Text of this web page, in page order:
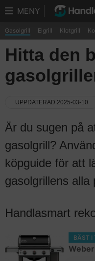
MENY
Gasolgrill Elgrill Klotgrill
Hitta den
UPPDATERAD 2025-03-10
Är du sugen på
gasolgrill?
köpguide för att
gasolgrillens alla
Handlasmart
BÄST I
Weber